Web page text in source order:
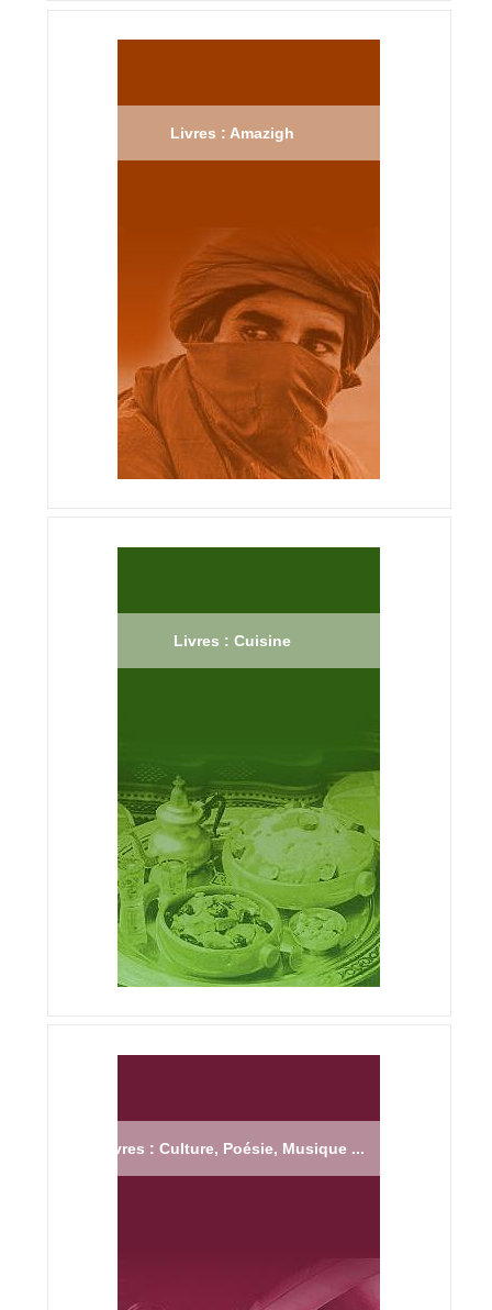
Livres : Amazigh
Livres : Cuisine
Livres : Culture, Poésie, Musique ...